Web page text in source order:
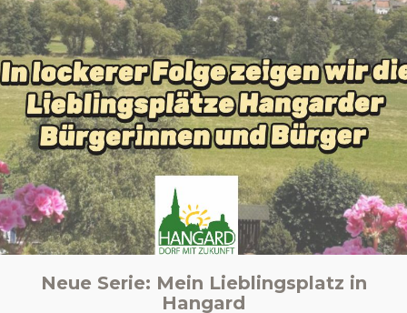
Neue Serie: Mein Lieblingsplatz in
Hangard